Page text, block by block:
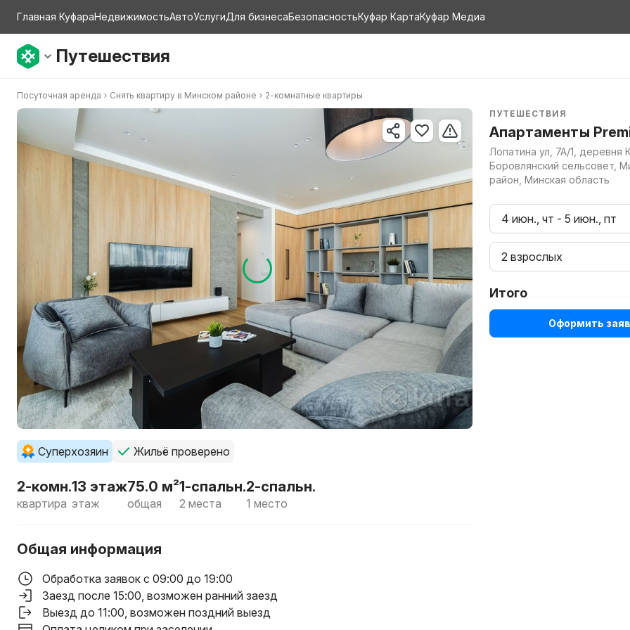
Главная КуфараНедвижимостьАвтоУслугиДля бизнесаБезопасностьКуфар КартаКуфар Медиа
Путешествия
Посуточная аренда Снять квартиру в Минском районе 2-комнатные квартиры
Суперхозяин Жильё проверено
2-комн.
квартира
13 этаж
этаж
75.0 м²
общая
1-спальн.
2 места
2-спальн.
1 место
Общая информация
Обработка заявок с 09:00 до 19:00
Заезд после 15:00, возможен ранний заезд
Выезд до 11:00, возможен поздний выезд
ПУТЕШЕСТВИЯ
Апартаменты
Лопатина ул, 7А/1, деревня
Боровлянский сельсовет,
район, Минская область
4 июн., чт - 5 июн., пт
2 взрослых
Итого
Оформить